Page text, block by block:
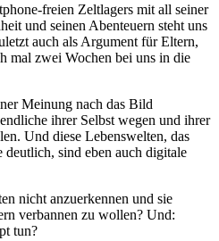
freien Zeltlagers mit all seiner
und seinen Abenteuern steht uns
auch als Argument für Eltern,
mal zwei Wochen bei uns in die
Meinung nach das Bild
ihrer Selbst wegen und ihrer
Und diese Lebenswelten, das
sind eben auch digitale
nicht anzuerkennen und sie
verbannen zu wollen? Und:
tun?